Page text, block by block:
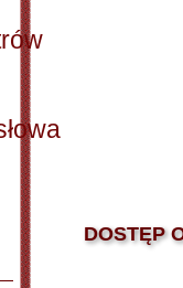
DOSTĘP